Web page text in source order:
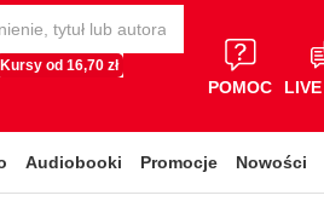
Kursy od 16,70 zł
POMOC
Audiobooki Promocje Nowości